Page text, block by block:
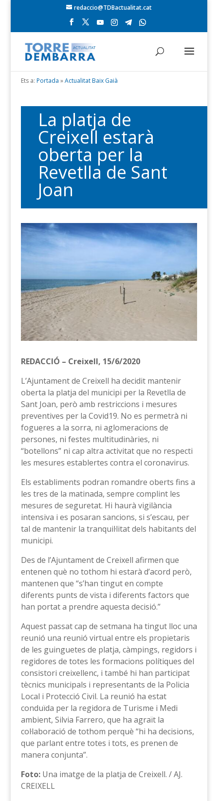
redaccio@TDBactualitat.cat
Ets a: Portada »Actualitat Baix Gaià
La platja de
Creixell estarà
oberta per la
Revetlla de Sant
Joan
REDACCIÓ – Creixell, 15/6/2020
L’Ajuntament de Creixell ha decidit mantenir
oberta la platja del municipi per la Revetlla de
Sant Joan, però amb restriccions i mesures
preventives per la Covid19. No es permetrà ni
fogueres a la sorra, ni aglomeracions de
persones, ni festes multitudinàries, ni
“botellons” ni cap altra activitat que no respecti
les mesures establertes contra el coronavirus.
Els establiments podran romandre oberts fins a
les tres de la matinada, sempre complint les
mesures de seguretat. Hi haurà vigilància
intensiva i es posaran sancions, si s’escau, per
tal de mantenir la tranquil·litat dels habitants del
municipi.
Des de l’Ajuntament de Creixell afirmen que
entenen què no tothom hi estarà d’acord però,
mantenen que “s’han tingut en compte
diferents punts de vista i diferents factors que
han portat a prendre aquesta decisió.”
Aquest passat cap de setmana ha tingut lloc una
reunió una reunió virtual entre els propietaris
de les guinguetes de platja, càmpings, regidors i
regidores de totes les formacions polítiques del
consistori creixellenc, i també hi han participat
tècnics municipals i representants de la Policia
Local i Protecció Civil. La reunió ha estat
conduïda per la regidora de Turisme i Medi
ambient, Silvia Farrero, que ha agraït la
col·laboració de tothom perquè “hi ha decisions,
que parlant entre totes i tots, es prenen de
manera conjunta”.
Foto:Una imatge de la platja de Creixell. / AJ.
CREIXELL